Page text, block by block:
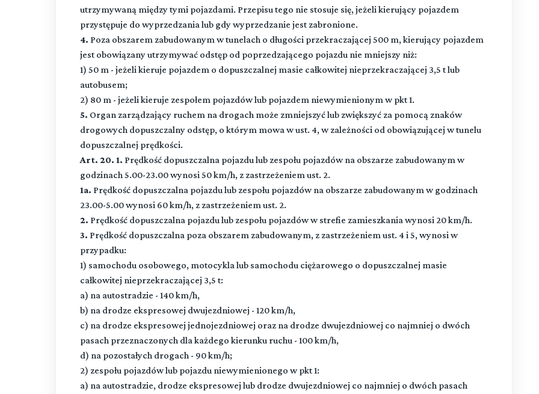
utrzymywaną między tymi pojazdami. Przepisu tego nie stosuje się, jeżeli kierujący pojazdem
przystępuje do wyprzedzania lub gdy wyprzedzanie jest zabronione.
4. Poza obszarem zabudowanym w tunelach o długości przekraczającej 500 m, kierujący pojazdem
jest obowiązany utrzymywać odstęp od poprzedzającego pojazdu nie mniejszy niż:
1) 50 m - jeżeli kieruje pojazdem o dopuszczalnej masie całkowitej nieprzekraczającej 3,5 t lub
autobusem;
2) 80 m - jeżeli kieruje zespołem pojazdów lub pojazdem niewymienionym w pkt 1.
5. Organ zarządzający ruchem na drogach może zmniejszyć lub zwiększyć za pomocą znaków
drogowych dopuszczalny odstęp, o którym mowa w ust. 4, w zależności od obowiązującej w tunelu
dopuszczalnej prędkości.
Art. 20. 1. Prędkość dopuszczalna pojazdu lub zespołu pojazdów na obszarze zabudowanym w
godzinach 5.00-23.00 wynosi 50 km/h, z zastrzeżeniem ust. 2.
1a. Prędkość dopuszczalna pojazdu lub zespołu pojazdów na obszarze zabudowanym w godzinach
23.00-5.00 wynosi 60 km/h, z zastrzeżeniem ust. 2.
2. Prędkość dopuszczalna pojazdu lub zespołu pojazdów w strefie zamieszkania wynosi 20 km/h.
3. Prędkość dopuszczalna poza obszarem zabudowanym, z zastrzeżeniem ust. 4 i 5, wynosi w
przypadku:
1) samochodu osobowego, motocykla lub samochodu ciężarowego o dopuszczalnej masie
całkowitej nieprzekraczającej 3,5 t:
a) na autostradzie - 140 km/h,
b) na drodze ekspresowej dwujezdniowej - 120 km/h,
c) na drodze ekspresowej jednojezdniowej oraz na drodze dwujezdniowej co najmniej o dwóch
pasach przeznaczonych dla każdego kierunku ruchu - 100 km/h,
d) na pozostałych drogach - 90 km/h;
2) zespołu pojazdów lub pojazdu niewymienionego w pkt 1:
a) na autostradzie, drodze ekspresowej lub drodze dwujezdniowej co najmniej o dwóch pasach